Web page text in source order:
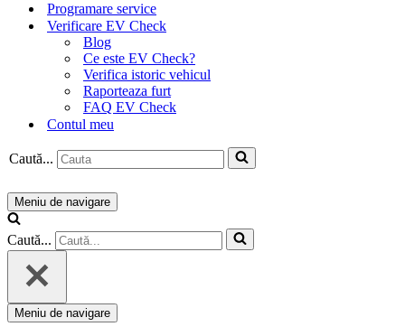
Programare service
Verificare EV Check
Blog
Ce este EV Check?
Verifica istoric vehicul
Raporteaza furt
FAQ EV Check
Contul meu
Caută...
Meniu de navigare
Caută...
Meniu de navigare